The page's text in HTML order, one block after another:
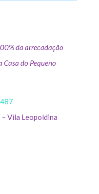
da arrecadação
Casa do Pequeno
Vila Leopoldina